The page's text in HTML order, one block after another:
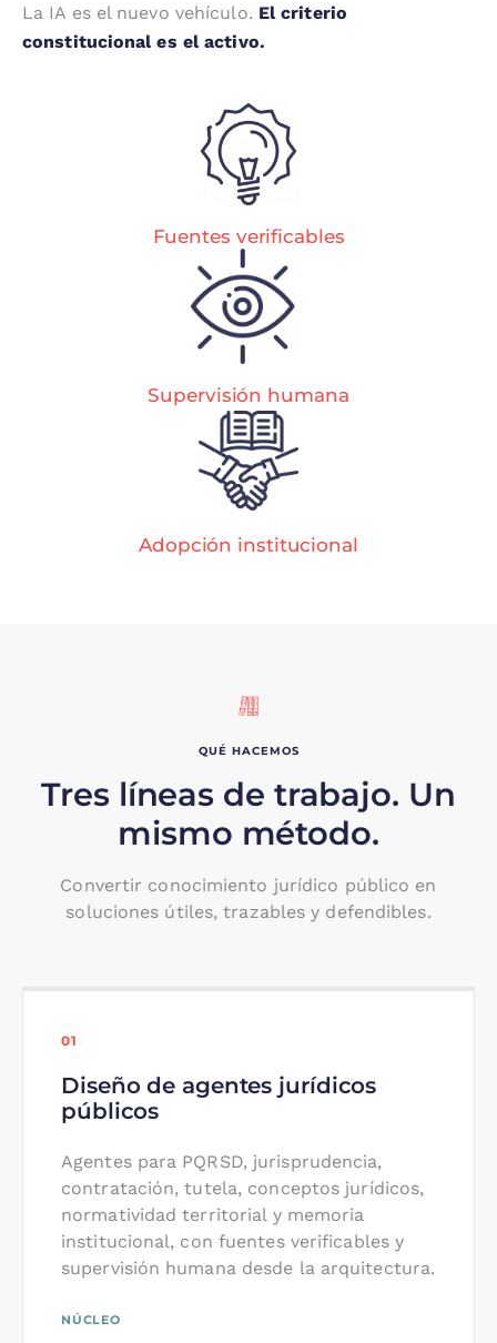
La IA es el nuevo vehículo. El criterio
constitucional es el activo.
Fuentes verificables
Supervisión humana
Adopción institucional
QUÉ HACEMOS
Tres líneas de trabajo. Un
mismo método.
Convertir conocimiento jurídico público en
soluciones útiles, trazables y defendibles.
01
Diseño de agentes jurídicos
públicos
Agentes para PQRSD, jurisprudencia,
contratación, tutela, conceptos jurídicos,
normatividad territorial y memoria
institucional, con fuentes verificables y
supervisión humana desde la arquitectura.
NÚCLEO